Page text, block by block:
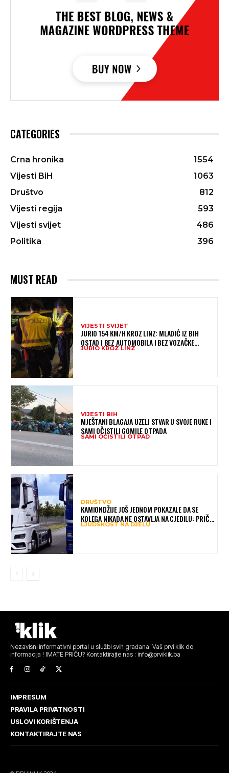
CATEGORIES
Crna hronika
1554
Vijesti BiH
1063
Društvo
812
Vijesti regija
593
Vijesti svijet
486
Politika
396
MUST READ
VIJESTI SVIJET
JURIO 154 KM/H KROZ LINZ: MLADIĆ IZ BIH
OSTAO I BEZ AUTOMOBILA I BEZ VOZAČKE
DOZVOLE
JURIO KROZ LINZ
VIJESTI BIH
MJEŠTANI BLAGAJA UZELI STVAR U SVOJE RUKE I
SAMI OČISTILI GOMILE OTPADA
SAMI OČISTILI OTPAD
DRUŠTVO
KAMIONDŽIJE JOŠ JEDNOM POKAZALE DA SE
KOLEGA NIKADA NE OSTAVLJA NA CJEDILU: PRIČA
IZ HAMBURGA DIRNULA MNOGE
LJUDSKOST NA DJELU
Nezavisni informativni portal u službi svih građana. Vaš prvi klik do
informacija ! IMATE PRIČU? Kontaktirajte nas : info@prviklik.ba
IMPRESUM
PRAVILA PRIVATNOSTI
USLOVI KORIŠTENJA
KONTAKTIRAJTE NAS